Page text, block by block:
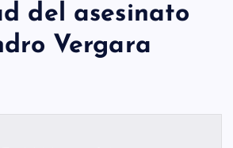
del asesinato
Vergara